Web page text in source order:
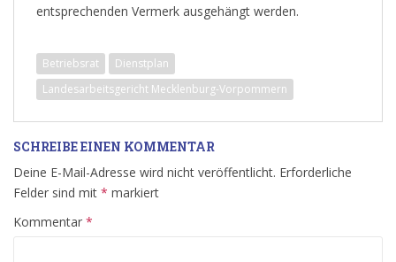
entsprechenden Vermerk ausgehängt werden.
Betriebsrat
Dienstplan
Landesarbeitsgericht Mecklenburg-Vorpommern
SCHREIBE EINEN KOMMENTAR
Deine E-Mail-Adresse wird nicht veröffentlicht. Erforderliche
Felder sind mit * markiert
Kommentar *